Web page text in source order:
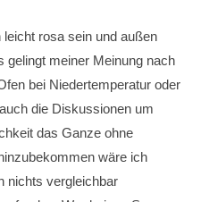
rosa sein und außen
gelingt meiner Meinung nach
bei Niedertemperatur oder
die Diskussionen um
das Ganze ohne
wäre ich
nichts vergleichbar